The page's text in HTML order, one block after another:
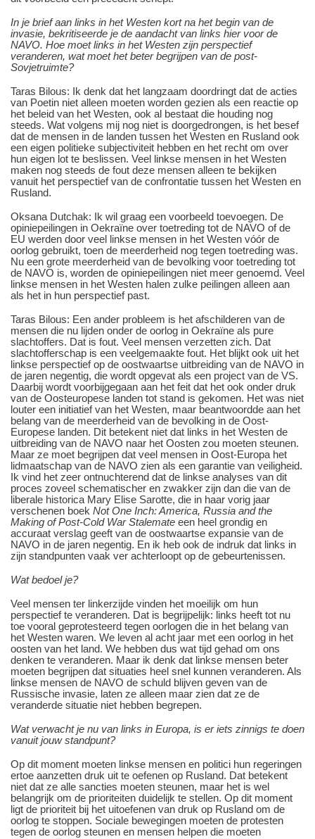
In je brief aan links in het Westen kort na het begin van de
invasie, bekritiseerde je de aandacht van links hier voor de
NAVO. Hoe moet links in het Westen zijn perspectief
veranderen, wat moet het beter begrijpen van de post-
Sovjetruimte?
Taras Bilous: Ik denk dat het langzaam doordringt dat de acties
van Poetin niet alleen moeten worden gezien als een reactie op
het beleid van het Westen, ook al bestaat die houding nog
steeds. Wat volgens mij nog niet is doorgedrongen, is het besef
dat de mensen in de landen tussen het Westen en Rusland ook
een eigen politieke subjectiviteit hebben en het recht om over
hun eigen lot te beslissen. Veel linkse mensen in het Westen
maken nog steeds de fout deze mensen alleen te bekijken
vanuit het perspectief van de confrontatie tussen het Westen en
Rusland.
Oksana Dutchak: Ik wil graag een voorbeeld toevoegen. De
opiniepeilingen in Oekraïne over toetreding tot de NAVO of de
EU werden door veel linkse mensen in het Westen vóór de
oorlog gebruikt, toen de meerderheid nog tegen toetreding was.
Nu een grote meerderheid van de bevolking voor toetreding tot
de NAVO is, worden de opiniepeilingen niet meer genoemd. Veel
linkse mensen in het Westen halen zulke peilingen alleen aan
als het in hun perspectief past.
Taras Bilous: Een ander probleem is het afschilderen van de
mensen die nu lijden onder de oorlog in Oekraïne als pure
slachtoffers. Dat is fout. Veel mensen verzetten zich. Dat
slachtofferschap is een veelgemaakte fout. Het blijkt ook uit het
linkse perspectief op de oostwaartse uitbreiding van de NAVO in
de jaren negentig, die wordt opgevat als een project van de VS.
Daarbij wordt voorbijgegaan aan het feit dat het ook onder druk
van de Oosteuropese landen tot stand is gekomen. Het was niet
louter een initiatief van het Westen, maar beantwoordde aan het
belang van de meerderheid van de bevolking in de Oost-
Europese landen. Dit betekent niet dat links in het Westen de
uitbreiding van de NAVO naar het Oosten zou moeten steunen.
Maar ze moet begrijpen dat veel mensen in Oost-Europa het
lidmaatschap van de NAVO zien als een garantie van veiligheid.
Ik vind het zeer ontnuchterend dat de linkse analyses van dit
proces zoveel schematischer en zwakker zijn dan die van de
liberale historica Mary Elise Sarotte, die in haar vorig jaar
verschenen boek Not One Inch: America, Russia and the
Making of Post-Cold War Stalemate een heel grondig en
accuraat verslag geeft van de oostwaartse expansie van de
NAVO in de jaren negentig. En ik heb ook de indruk dat links in
zijn standpunten vaak ver achterloopt op de gebeurtenissen.
Wat bedoel je?
Veel mensen ter linkerzijde vinden het moeilijk om hun
perspectief te veranderen. Dat is begrijpelijk: links heeft tot nu
toe vooral geprotesteerd tegen oorlogen die in het belang van
het Westen waren. We leven al acht jaar met een oorlog in het
oosten van het land. We hebben dus wat tijd gehad om ons
denken te veranderen. Maar ik denk dat linkse mensen beter
moeten begrijpen dat situaties heel snel kunnen veranderen. Als
linkse mensen de NAVO de schuld blijven geven van de
Russische invasie, laten ze alleen maar zien dat ze de
veranderde situatie niet hebben begrepen.
Wat verwacht je nu van links in Europa, is er iets zinnigs te doen
vanuit jouw standpunt?
Op dit moment moeten linkse mensen en politici hun regeringen
ertoe aanzetten druk uit te oefenen op Rusland. Dat betekent
niet dat ze alle sancties moeten steunen, maar het is wel
belangrijk om de prioriteiten duidelijk te stellen. Op dit moment
ligt de prioriteit bij het uitoefenen van druk op Rusland om de
oorlog te stoppen. Sociale bewegingen moeten de protesten
tegen de oorlog steunen en mensen helpen die moeten